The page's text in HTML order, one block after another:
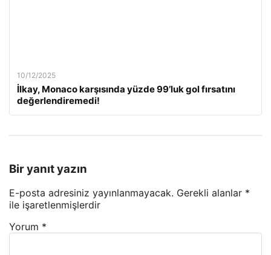
10/12/2025
İlkay, Monaco karşısında yüzde 99’luk gol fırsatını
değerlendiremedi!
Bir yanıt yazın
E-posta adresiniz yayınlanmayacak. Gerekli alanlar *
ile işaretlenmişlerdir
Yorum *